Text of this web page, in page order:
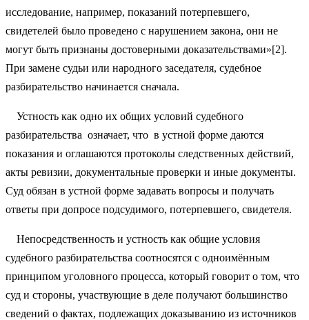
исследование, например, показаний потерпевшего,
свидетелей было проведено с нарушением закона, они не
могут быть признаны достоверными доказательствами»[2].
При замене судьи или народного заседателя, судебное
разбирательство начинается сначала.
Устность как одно их общих условий судебного
разбирательства означает, что в устной форме даются
показания и оглашаются протоколы следственных действий,
акты ревизии, документальные проверки и иные документы.
Суд обязан в устной форме задавать вопросы и получать
ответы при допросе подсудимого, потерпевшего, свидетеля.
Непосредственность и устность как общие условия
судебного разбирательства соотносятся с одноимённым
принципом уголовного процесса, который говорит о том, что
суд и стороны, участвующие в деле получают большинство
сведений о фактах, подлежащих доказыванию из источников